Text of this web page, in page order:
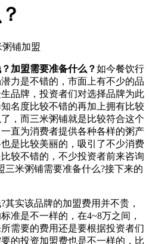
粥铺加盟
加盟需要准备什么？如今餐饮行
力是不错的，市面上有不少的品
品牌，投资者们对选择品牌为此
名度比较不错的再加上拥有比较
，而三米粥铺就是比较符合这个
直为消费者提供各种各样的粥产
是比较美丽的，吸引了不少消费
较不错的，不少投资者前来咨询
三米粥铺需要准备什么?接下来的
实该品牌的加盟费用并不贵，
准是不一样的，在4~8万之间，
需要的费用还是要根据投资者们
的投资加盟费也是不一样的，比